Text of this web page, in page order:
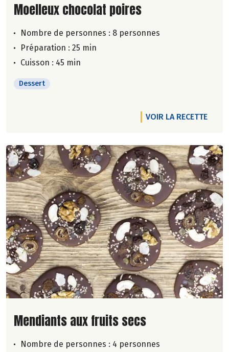
Lire la suite de la recette
Moelleux chocolat poires
Nombre de personnes : 8 personnes
Préparation : 25 min
Cuisson : 45 min
Dessert
VOIR LA RECETTE
Lire la suite de la recette
Mendiants aux fruits secs
Nombre de personnes : 4 personnes